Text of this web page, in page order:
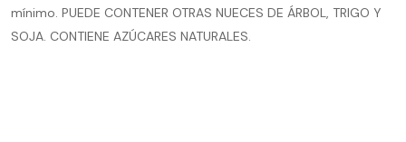
mínimo. PUEDE CONTENER OTRAS NUECES DE ÁRBOL, TRIGO Y
SOJA. CONTIENE AZÚCARES NATURALES.